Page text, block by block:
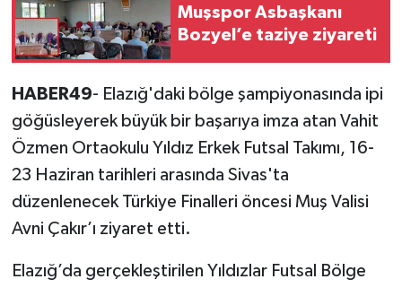
Muşspor Asbaşkanı
Bozyel’e taziye ziyareti
HABER49- Elazığ'daki bölge şampiyonasında ipi
göğüsleyerek büyük bir başarıya imza atan Vahit
Özmen Ortaokulu Yıldız Erkek Futsal Takımı, 16-
23 Haziran tarihleri arasında Sivas'ta
düzenlenecek Türkiye Finalleri öncesi Muş Valisi
Avni Çakır’ı ziyaret etti.
Elazığ’da gerçekleştirilen Yıldızlar Futsal Bölge